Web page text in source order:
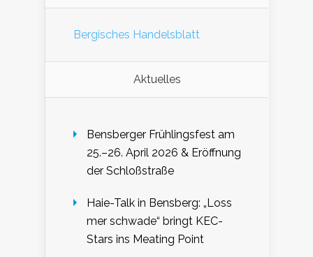
Bergisches Handelsblatt
Aktuelles
Bensberger Frühlingsfest am
25.–26. April 2026 & Eröffnung
der Schloßstraße
Haie-Talk in Bensberg: „Loss
mer schwade“ bringt KEC-
Stars ins Meating Point